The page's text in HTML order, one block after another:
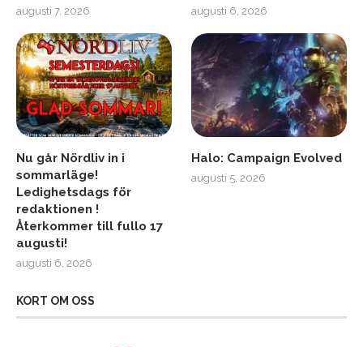
augusti 7, 2026 augusti 6, 2026
Nu går Nördliv in i
sommarläge!
Ledighetsdags för
redaktionen !
Återkommer till fullo 17
augusti!
augusti 6, 2026
Halo: Campaign Evolved
augusti 5, 2026
KORT OM OSS